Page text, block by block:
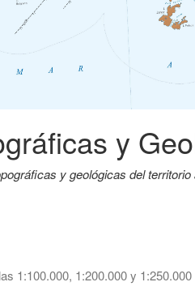
y
y geológicas del
1:100.000, 1:200.000 y 1:250.000